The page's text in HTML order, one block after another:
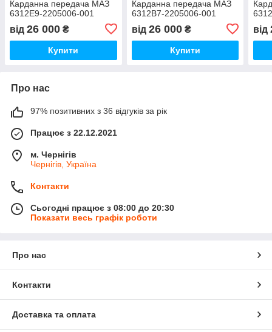
Карданна передача МАЗ
6312Е9-2205006-001
від 26 000 ₴
Купити
Карданна передача МАЗ
6312В7-2205006-001
від 26 000₴
Купити
від
Про нас
97% позитивних з 36 відгуків за рік
Працює з 22.12.2021
м. Чернігів
Чернігів, Україна
Контакти
Сьогодні працює з 08:00 до 20:30
Показати весь графік роботи
Про нас
Контакти
Доставка та оплата